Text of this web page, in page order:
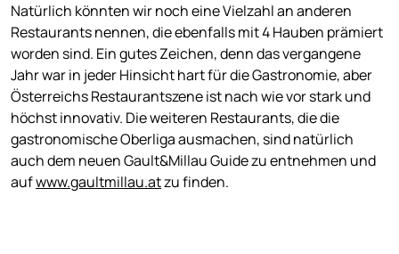
Natürlich könnten wir noch eine Vielzahl an anderen
Restaurants nennen, die ebenfalls mit 4 Hauben prämiert
worden sind. Ein gutes Zeichen, denn das vergangene
Jahr war in jeder Hinsicht hart für die Gastronomie, aber
Österreichs Restaurantszene ist nach wie vor stark und
höchst innovativ. Die weiteren Restaurants, die die
gastronomische Oberliga ausmachen, sind natürlich
auch dem neuen Gault&Millau Guide zu entnehmen und
aufwww.gaultmillau.atzu finden.